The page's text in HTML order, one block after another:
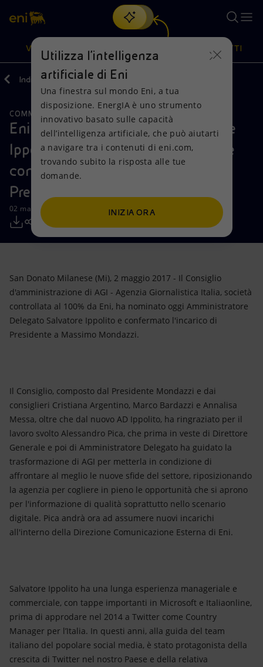
Cerca
scopri EnergIA, la nostra nuova soluzione di intelligenza
artificiale.
VISIONE
Visione
Mission e valori
Persone e Partnership
Net Zero
Modello satellitare
Innovazione
Scenari energetici
Azioni
Diversificazione energetica
Tecnologie per la transizione
Collaborazioni per l'innovazione
Attività nel mondo
PRODOTTI
Prodotti
Casa
Imprese
Mobilità
Indietro Media Comunicati Stampa
COMMENTI E PRECISAZIONI
Eni: il CDA di AGI nomina Salvatore
Ippolito Amministratore Delegato e
conferma Massimo Mondazzi
Presidente
02 maggio 2017 - 15:40 CEST
San Donato Milanese (Mi), 2 maggio 2017 - Il Consiglio
d'amministrazione di AGI - Agenzia Giornalistica Italia, società
controllata al 100% da Eni, ha nominato oggi Amministratore
Delegato Salvatore Ippolito e confermato l'incarico di
Presidente a Massimo Mondazzi.
Il Consiglio, composto dal Presidente Mondazzi e dai
consiglieri Cristiana Argentino, Marco Bardazzi e Annalisa
Messa, oltre che dal nuovo AD Ippolito, ha ringraziato per il
lavoro svolto Alessandro Pica, che prima in veste di Direttore
Generale e poi di Amministratore Delegato ha guidato la
trasformazione di AGI per metterla in condizione di
affrontare al meglio le nuove sfide del settore, riposizionando
la agenzia per cogliere in pieno le opportunità che si aprono
per l'informazione di qualità soprattutto nello scenario
digitale. Pica andrà ora ad assumere nuovi incarichi
all'interno della Direzione Comunicazione Esterna di Eni.
Salvatore Ippolito ha una lunga esperienza manageriale e
commerciale, con tappe importanti in Microsoft e Italiaonline,
prima di approdare nel 2014 a Twitter come Country
Manager per l’Italia. In questi anni, alla guida del team
italiano del popolare social media, è stato protagonista della
crescita di Twitter nel nostro Paese e della relativa
Utilizza l'intelligenza
artificiale di Eni
Una finestra sul mondo Eni, a tua
disposizione. EnergIA è uno strumento
innovativo basato sulle capacità
dell’intelligenza artificiale, che può aiutarti
a navigare tra i contenuti di eni.com,
trovando subito la risposta alle tue
domande.
INIZIA ORA